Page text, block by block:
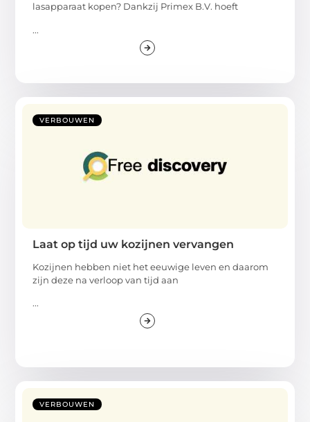
lasapparaat kopen? Dankzij Primex B.V. hoeft
...
VERBOUWEN
Laat op tijd uw kozijnen vervangen
Kozijnen hebben niet het eeuwige leven en daarom
zijn deze na verloop van tijd aan
...
VERBOUWEN